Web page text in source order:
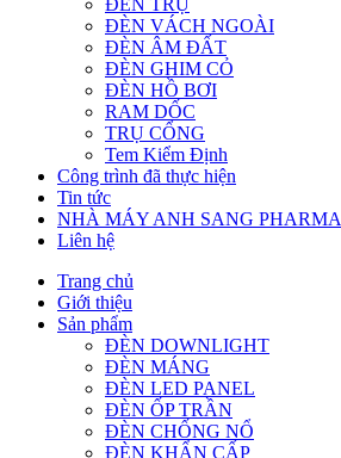
ĐÈN VÁCH NGOÀI
ĐÈN ÂM ĐẤT
ĐÈN GHIM CỎ
ĐÈN HỒ BƠI
RAM DỐC
TRỤ CỔNG
Tem Kiểm Định
Công trình đã thực hiện
Tin tức
NHÀ MÁY ANH SANG PHARMA
Liên hệ
Trang chủ
Giới thiệu
Sản phẩm
ĐÈN DOWNLIGHT
ĐÈN MÁNG
ĐÈN LED PANEL
ĐÈN ỐP TRẦN
ĐÈN CHỐNG NỔ
ĐÈN KHẨN CẤP